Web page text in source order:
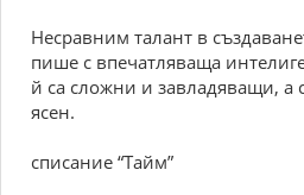
Несравним талант в
пише с впечатляваща
й са сложни и завладяващи, а
ясен.
списание “Тайм”